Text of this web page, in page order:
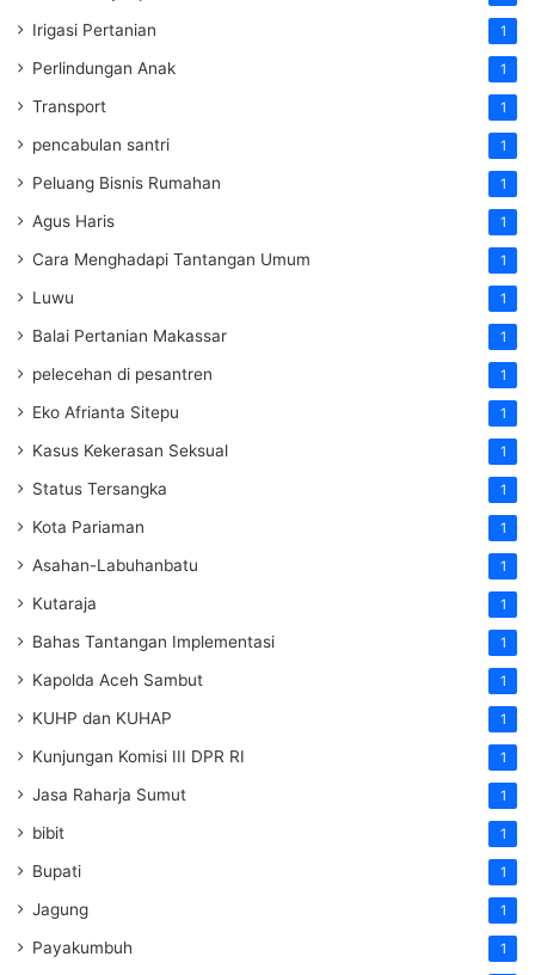
Irigasi Pertanian 1
Perlindungan Anak 1
Transport 1
pencabulan santri 1
Peluang Bisnis Rumahan 1
Agus Haris 1
Cara Menghadapi Tantangan Umum 1
Luwu 1
Balai Pertanian Makassar 1
pelecehan di pesantren 1
Eko Afrianta Sitepu 1
Kasus Kekerasan Seksual 1
Status Tersangka 1
Kota Pariaman 1
Asahan-Labuhanbatu 1
Kutaraja 1
Bahas Tantangan Implementasi 1
Kapolda Aceh Sambut 1
KUHP dan KUHAP 1
Kunjungan Komisi III DPR RI 1
Jasa Raharja Sumut 1
bibit 1
Bupati 1
Jagung 1
Payakumbuh 1